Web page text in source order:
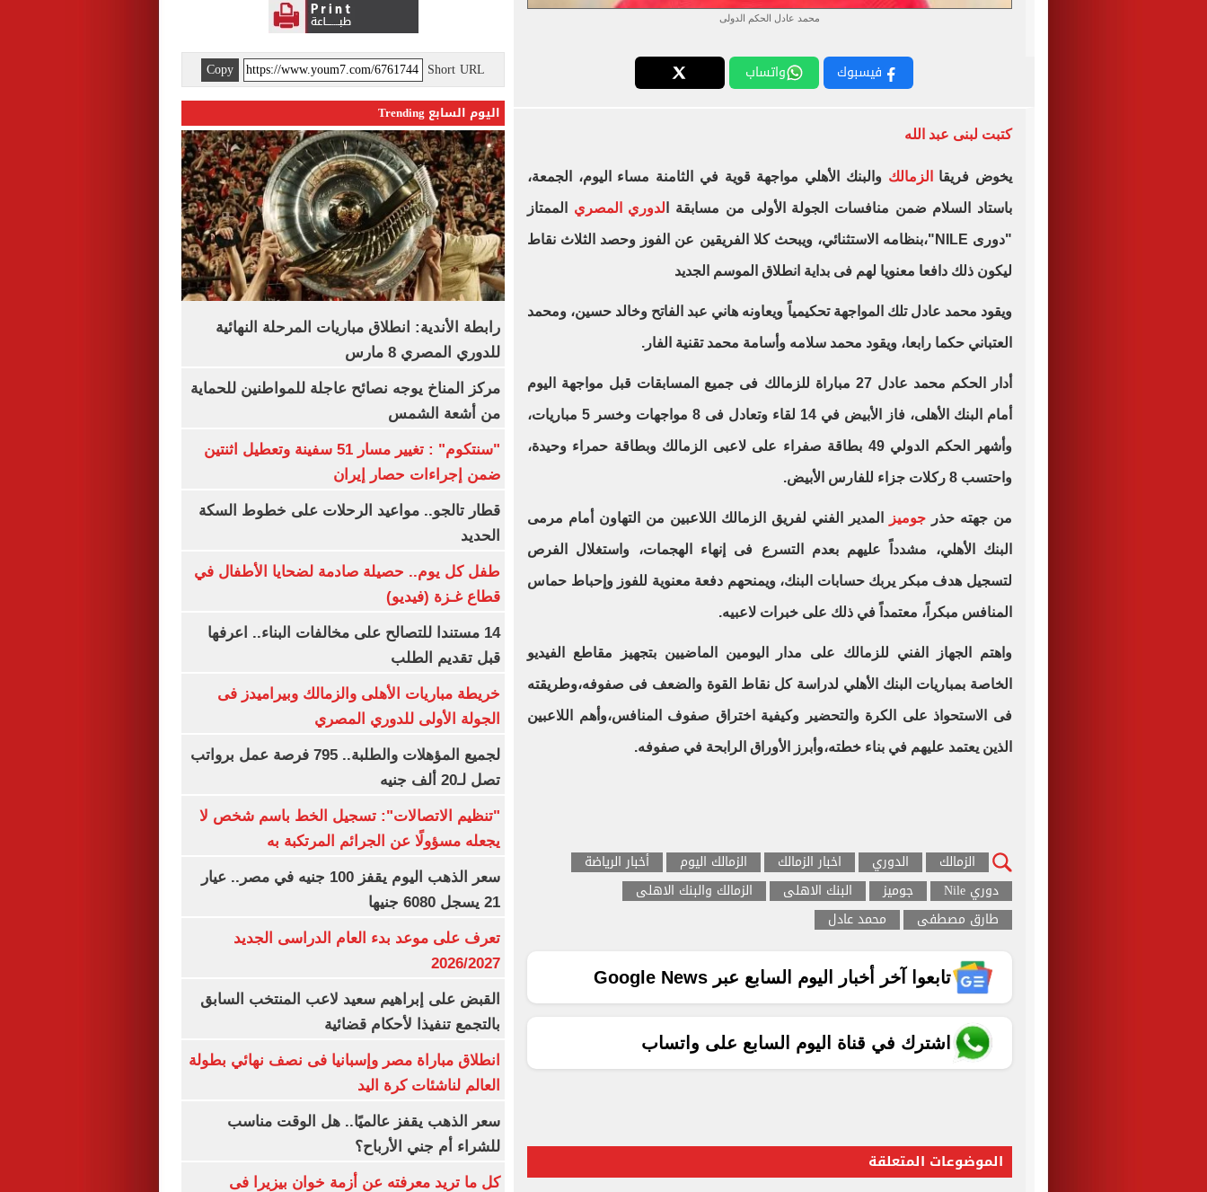
محمد عادل الحكم الدولى
فيسبوك واتساب
كتبت لبنى عبد الله
يخوض فريقا الزمالك والبنك الأهلي مواجهة قوية في الثامنة مساء اليوم، الجمعة،
باستاد السلام ضمن منافسات الجولة الأولى من مسابقة ا لدوري المصري الممتاز
"دورى NILE"،بنظامه الاستثنائي، ويبحث كلا الفريقين عن الفوز وحصد الثلاث نقاط
ليكون ذلك دافعا معنويا لهم فى بداية انطلاق الموسم الجديد
ويقود محمد عادل تلك المواجهة تحكيمياً ويعاونه هاني عبد الفاتح وخالد حسين، ومحمد
العتباني حكما رابعا، ويقود محمد سلامه وأسامة محمد تقنية الفار.
أدار الحكم محمد عادل 27 مباراة للزمالك فى جميع المسابقات قبل مواجهة اليوم
أمام البنك الأهلى، فاز الأبيض في 14 لقاء وتعادل فى 8 مواجهات وخسر 5 مباريات،
وأشهر الحكم الدولي 49 بطاقة صفراء على لاعبى الزمالك وبطاقة حمراء وحيدة،
واحتسب 8 ركلات جزاء للفارس الأبيض.
من جهته حذر جوميز المدير الفني لفريق الزمالك اللاعبين من التهاون أمام مرمى
البنك الأهلي، مشدداً عليهم بعدم التسرع فى إنهاء الهجمات، واستغلال الفرص
لتسجيل هدف مبكر يربك حسابات البنك، ويمنحهم دفعة معنوية للفوز وإحباط حماس
المنافس مبكراً، معتمداً في ذلك على خبرات لاعبيه.
واهتم الجهاز الفني للزمالك على مدار اليومين الماضيين بتجهيز مقاطع الفيديو
الخاصة بمباريات البنك الأهلي لدراسة كل نقاط القوة والضعف فى صفوفه،وطريقته
فى الاستحواذ على الكرة والتحضير وكيفية اختراق صفوف المنافس،وأهم اللاعبين
الذين يعتمد عليهم في بناء خطته،وأبرز الأوراق الرابحة في صفوفه.
الزمالك الدوري اخبار الزمالك الزمالك اليوم
أخبار الرياضة
دوري Nile
جوميز البنك الاهلى
الزمالك والبنك الاهلى
طارق مصطفى
محمد عادل
تابعوا آخر أخبار اليوم السابع عبر Google News
اشترك في قناة اليوم السابع على واتساب
الموضوعات المتعلقة
Short URL
Copy
اليوم السابع Trending
رابطة الأندية: انطلاق مباريات المرحلة النهائية
للدوري المصري 8 مارس
مركز المناخ يوجه نصائح عاجلة للمواطنين للحماية
من أشعة الشمس
"سنتكوم" : تغيير مسار 51 سفينة وتعطيل اثنتين
ضمن إجراءات حصار إيران
قطار تالجو.. مواعيد الرحلات على خطوط السكة
الحديد
طفل كل يوم.. حصيلة صادمة لضحايا الأطفال في
قطاع غـزة (فيديو)
14 مستندا للتصالح على مخالفات البناء.. اعرفها
قبل تقديم الطلب
خريطة مباريات الأهلى والزمالك وبيراميدز فى
الجولة الأولى للدوري المصري
لجميع المؤهلات والطلبة.. 795 فرصة عمل برواتب
تصل لـ20 ألف جنيه
"تنظيم الاتصالات": تسجيل الخط باسم شخص لا
يجعله مسؤولًا عن الجرائم المرتكبة به
سعر الذهب اليوم يقفز 100 جنيه في مصر.. عيار
21 يسجل 6080 جنيها
تعرف على موعد بدء العام الدراسى الجديد
2026/2027
القبض على إبراهيم سعيد لاعب المنتخب السابق
بالتجمع تنفيذا لأحكام قضائية
انطلاق مباراة مصر وإسبانيا فى نصف نهائي بطولة
العالم لناشئات كرة اليد
سعر الذهب يقفز عالميًا.. هل الوقت مناسب
للشراء أم جني الأرباح؟
كل ما تريد معرفته عن أزمة خوان بيزيرا فى